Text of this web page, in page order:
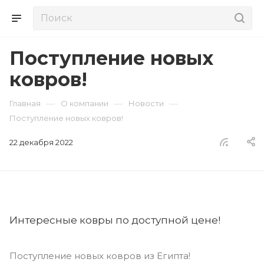
Поступление новых
ковров!
Главная — О компании — Новости —
Поступление новых ковров!
22 декабря 2022
Интересные ковры по доступной цене!
Поступление новых ковров из Египта!